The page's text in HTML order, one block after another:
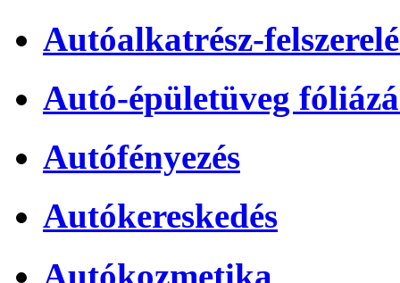
Autóalkatrész-
Autó-épületüveg
Autófényezés
Autókereskedés
Autókozmetika